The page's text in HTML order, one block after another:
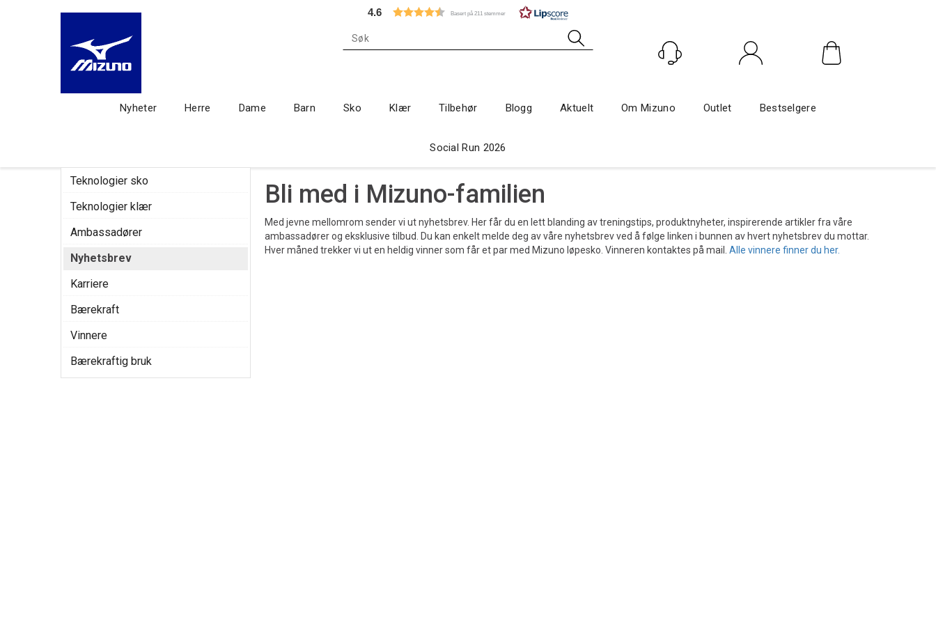
4.6 Basert på 211 stemmer
Nyheter Herre Dame Barn Sko Klær Tilbehør Blogg Aktuelt Om Mizuno Outlet Bestselgere
Social Run 2026
Teknologier sko
Teknologier klær
Ambassadører
Nyhetsbrev
Karriere
Bærekraft
Vinnere
Bærekraftig bruk
Bli med i Mizuno-familien
Med jevne mellomrom sender vi ut nyhetsbrev. Her får du en lett blanding av treningstips, produktnyheter, inspirerende artikler fra våre
ambassadører og eksklusive tilbud. Du kan enkelt melde deg av våre nyhetsbrev ved å følge linken i bunnen av hvert nyhetsbrev du mottar.
Hver måned trekker vi ut en heldig vinner som får et par med Mizuno løpesko. Vinneren kontaktes på mail. Alle vinnere finner du her.